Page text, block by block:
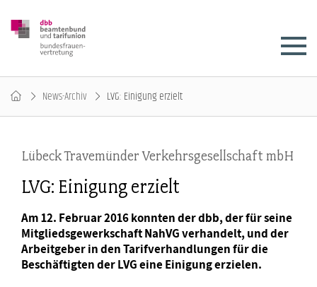
News-Archiv LVG: Einigung erzielt
Lübeck Travemünder Verkehrsgesellschaft mbH
LVG: Einigung erzielt
Am 12. Februar 2016 konnten der dbb, der für seine
Mitgliedsgewerkschaft NahVG verhandelt, und der
Arbeitgeber in den Tarifverhandlungen für die
Beschäftigten der LVG eine Einigung erzielen.